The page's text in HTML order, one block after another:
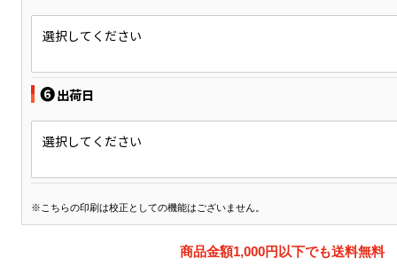
選択してください
❻出荷日
選択してください
※こちらの印刷は校正としての機能はございません。
商品金額1,000円以下でも送料無料